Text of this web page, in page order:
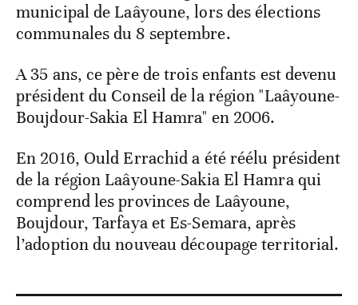
municipal de Laâyoune, lors des élections
communales du 8 septembre.
A 35 ans, ce père de trois enfants est devenu
président du Conseil de la région "Laâyoune-
Boujdour-Sakia El Hamra" en 2006.
En 2016, Ould Errachid a été réélu président
de la région Laâyoune-Sakia El Hamra qui
comprend les provinces de Laâyoune,
Boujdour, Tarfaya et Es-Semara, après
l’adoption du nouveau découpage territorial.